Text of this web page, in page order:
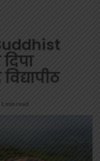
1 min read